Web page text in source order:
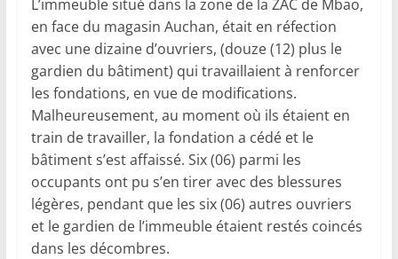
L’immeuble situé dans la zone de la ZAC de Mbao,
en face du magasin Auchan, était en réfection
avec une dizaine d’ouvriers, (douze (12) plus le
gardien du bâtiment) qui travaillaient à renforcer
les fondations, en vue de modifications.
Malheureusement, au moment où ils étaient en
train de travailler, la fondation a cédé et le
bâtiment s’est affaissé. Six (06) parmi les
occupants ont pu s’en tirer avec des blessures
légères, pendant que les six (06) autres ouvriers
et le gardien de l’immeuble étaient restés coincés
dans les décombres.